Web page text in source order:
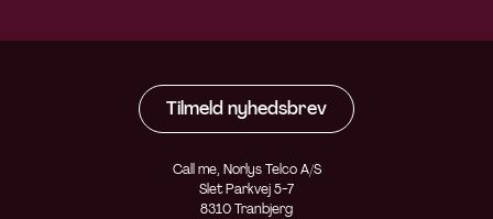
Tilmeld nyhedsbrev
Call me, Norlys Telco A/S
Slet Parkvej 5-7
8310 Tranbjerg